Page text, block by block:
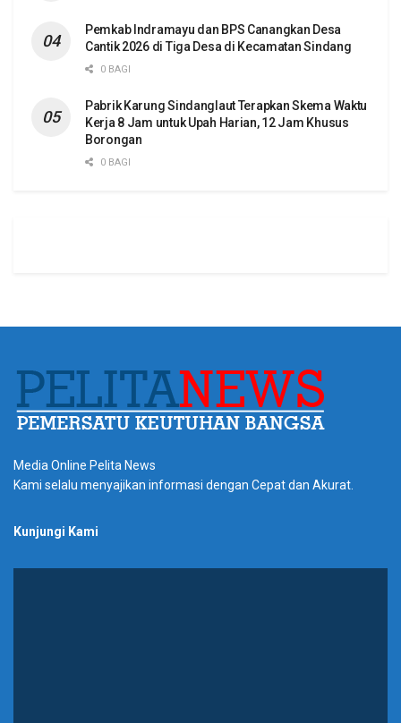
Pemkab Indramayu dan BPS Canangkan Desa
Cantik 2026 di Tiga Desa di Kecamatan Sindang
0 BAGI
Pabrik Karung Sindanglaut Terapkan Skema Waktu
Kerja 8 Jam untuk Upah Harian, 12 Jam Khusus
Borongan
0 BAGI
Media Online Pelita News
Kami selalu menyajikan informasi dengan Cepat dan Akurat.
Kunjungi Kami